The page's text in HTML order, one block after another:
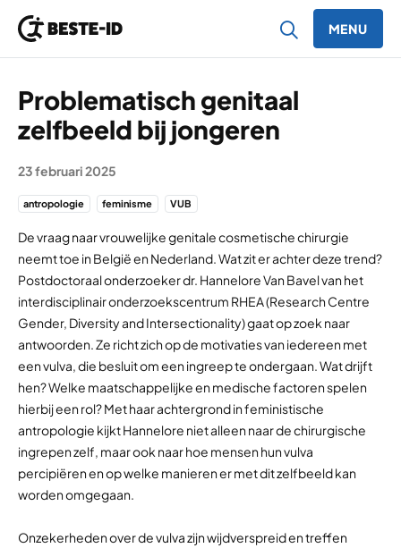
MENU
Problematisch genitaal
zelfbeeld bij jongeren
23 februari 2025
antropologie feminisme VUB
De vraag naar vrouwelijke genitale cosmetische chirurgie
neemt toe in België en Nederland. Wat zit er achter deze trend?
Postdoctoraal onderzoeker dr. Hannelore Van Bavel van het
interdisciplinair onderzoekscentrum RHEA (Research Centre
Gender, Diversity and Intersectionality) gaat op zoek naar
antwoorden. Ze richt zich op de motivaties van iedereen met
een vulva, die besluit om een ingreep te ondergaan. Wat drijft
hen? Welke maatschappelijke en medische factoren spelen
hierbij een rol? Met haar achtergrond in feministische
antropologie kijkt Hannelore niet alleen naar de chirurgische
ingrepen zelf, maar ook naar hoe mensen hun vulva
percipiëren en op welke manieren er met dit zelfbeeld kan
worden omgegaan.
Onzekerheden over de vulva zijn wijdverspreid en treffen